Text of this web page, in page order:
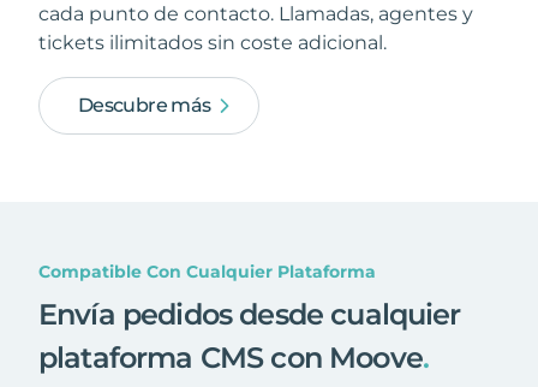
cada punto de contacto. Llamadas, agentes y
tickets ilimitados sin coste adicional.
Descubre más
Compatible Con Cualquier Plataforma
Envía pedidos desde cualquier
plataforma CMS con Moove.